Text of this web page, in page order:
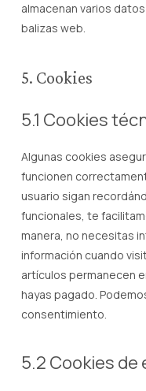
almacenan varios
balizas web.
5. Cookies
5.1 Cookies
Algunas cookies
funcionen
usuario sigan
funcionales, te
manera, no necesitas
información cuando
artículos permanecen
hayas pagado.
consentimiento.
5.2 Cookies